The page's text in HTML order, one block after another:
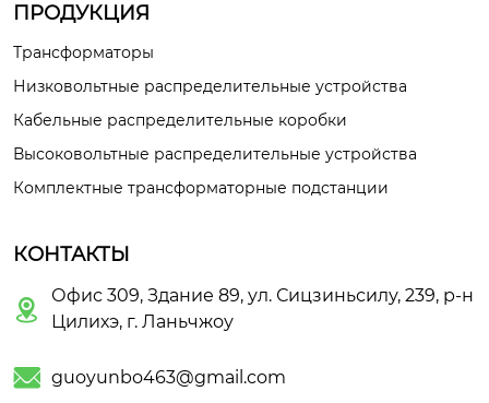
ПРОДУКЦИЯ
Трансформаторы
Низковольтные распределительные устройства
Кабельные распределительные коробки
Высоковольтные распределительные устройства
Комплектные трансформаторные подстанции
КОНТАКТЫ

Офис 309, Здание 89, ул. Сицзиньсилу, 239, р-н
Цилихэ, г. Ланьчжоу
 guoyunbo463@gmail.com